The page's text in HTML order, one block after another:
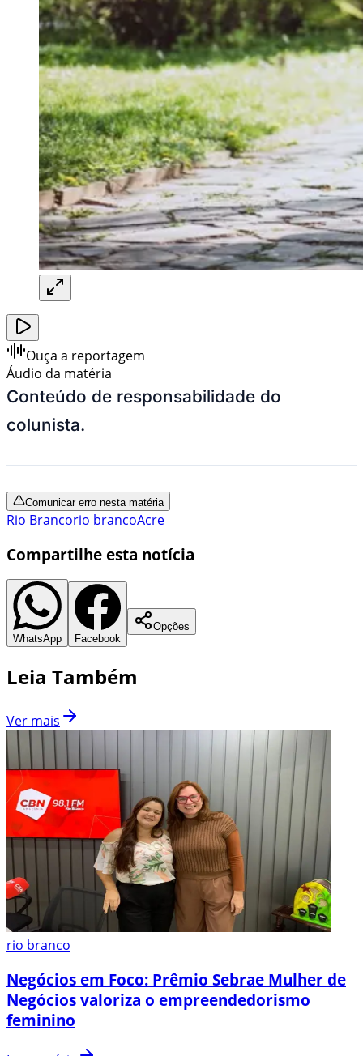
Ouça a reportagem
Áudio da matéria
Conteúdo de responsabilidade do
colunista.
Comunicar erro nesta matéria
Rio Brancorio brancoAcre
Compartilhe esta notícia
WhatsApp Facebook
Opções
Leia Também
Ver mais
rio branco
Negócios em Foco: Prêmio Sebrae Mulher de
Negócios valoriza o empreendedorismo
feminino